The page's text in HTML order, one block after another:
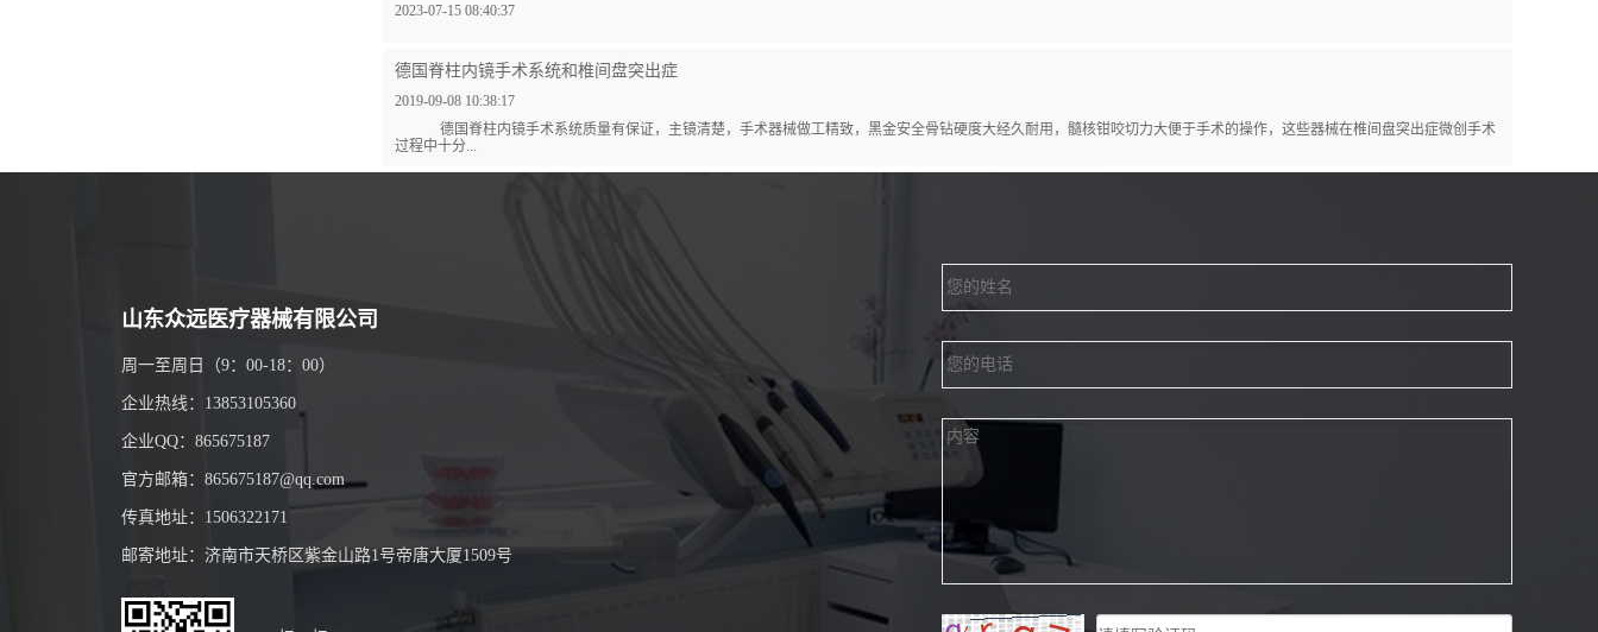
2023-07-15 08:40:37
德国脊柱内镜手术系统和椎间盘突出症
2019-09-08 10:38:17
德国脊柱内镜手术系统质量有保证，主镜清楚，手术器械做工精致，黑金安全骨钻硬度大经久耐用，髓核钳咬切力大便于手术的操作，这些器械在椎间盘突出症微创手术
过程中十分...
山东众远医疗器械有限公司
周一至周日（9：00-18：00）
企业热线：13853105360
企业QQ：865675187
官方邮箱：865675187@qq.com
传真地址：1506322171
邮寄地址：济南市天桥区紫金山路1号帝唐大厦1509号